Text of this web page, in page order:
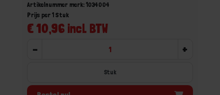
Artikelnummer merk: 1034004
€ 10,96 incl. BTW
Prijs per 1 Stuk
- +
Stuk